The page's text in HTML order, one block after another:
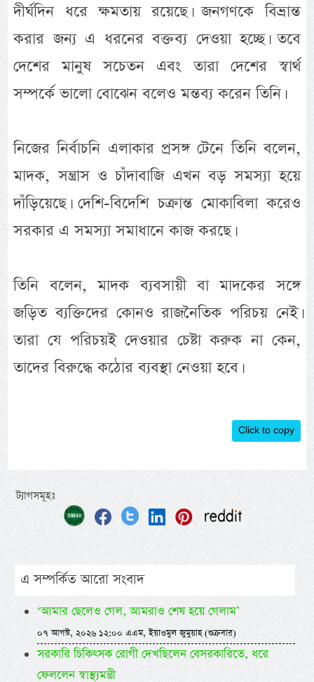
দীর্ঘদিন ধরে ক্ষমতায় রয়েছে। জনগণকে বিভ্রান্ত
করার জন্য এ ধরনের বক্তব্য দেওয়া হচ্ছে। তবে
দেশের মানুষ সচেতন এবং তারা দেশের স্বার্থ
সম্পর্কে ভালো বোঝেন বলেও মন্তব্য করেন তিনি।
নিজের নির্বাচনি এলাকার প্রসঙ্গ টেনে তিনি বলেন,
মাদক, সন্ত্রাস ও চাঁদাবাজি এখন বড় সমস্যা হয়ে
দাঁড়িয়েছে। দেশি-বিদেশি চক্রান্ত মোকাবিলা করেও
সরকার এ সমস্যা সমাধানে কাজ করছে।
তিনি বলেন, মাদক ব্যবসায়ী বা মাদকের সঙ্গে
জড়িত ব্যক্তিদের কোনও রাজনৈতিক পরিচয় নেই।
তারা যে পরিচয়ই দেওয়ার চেষ্টা করুক না কেন,
তাদের বিরুদ্ধে কঠোর ব্যবস্থা নেওয়া হবে।
Click to copy
ট্যাগসমূহঃ
এ সম্পর্কিত আরো সংবাদ
‘আমার ছেলেও গেল, আমরাও শেষ হয়ে গেলাম’
০৭ আগস্ট, ২০২৬ ১২:০০ এএম, ইয়াওমুল জুমুয়াহ (শুক্রবার)
সরকারি চিকিৎসক রোগী দেখছিলেন বেসরকারিতে, ধরে
ফেললেন স্বাস্থ্যমন্ত্রী